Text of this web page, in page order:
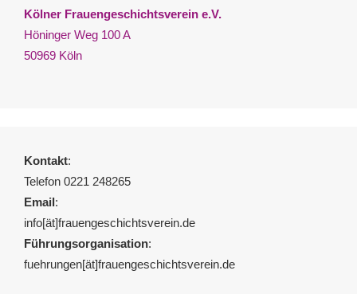
Kölner Frauengeschichtsverein e.V.
Höninger Weg 100 A
50969 Köln
Kontakt:
Telefon 0221 248265
Email:
info[ät]frauengeschichtsverein.de
Führungsorganisation:
fuehrungen[ät]frauengeschichtsverein.de